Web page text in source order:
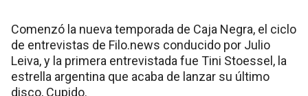
Comenzó la nueva temporada de Caja Negra, el ciclo
de entrevistas de Filo.news conducido por Julio
Leiva, y la primera entrevistada fue Tini Stoessel, la
estrella argentina que acaba de lanzar su último
disco, Cupido.